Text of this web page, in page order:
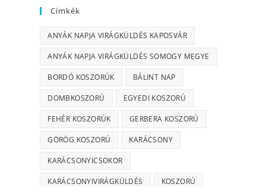
Címkék
ANYÁK NAPJA VIRÁGKÜLDÉS KAPOSVÁR
ANYÁK NAPJA VIRÁGKÜLDÉS SOMOGY MEGYE
BORDÓ KOSZORÚK BÁLINT NAP
DOMBKOSZORÚ EGYEDI KOSZORÚ
FEHÉR KOSZORÚK GERBERA KOSZORÚ
GÖRÖG KOSZORÚ KARÁCSONY
KARÁCSONYICSOKOR
KARÁCSONYIVIRÁGKÜLDÉS KOSZORÚ